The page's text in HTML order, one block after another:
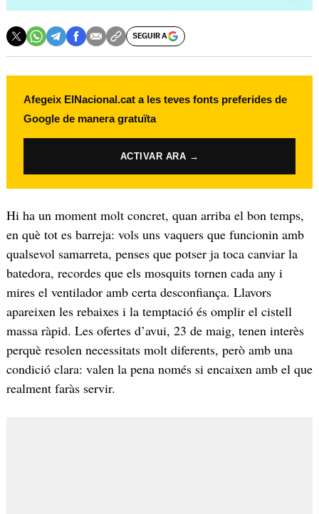
SEGUIR A
Afegeix ElNacional.cat a les teves fonts preferides de
Google de manera gratuïta
ACTIVAR ARA →
Hi ha un moment molt concret, quan arriba el bon temps,
en què tot es barreja: vols uns vaquers que funcionin amb
qualsevol samarreta, penses que potser ja toca canviar la
batedora, recordes que els mosquits tornen cada any i
mires el ventilador amb certa desconfiança. Llavors
apareixen les rebaixes i la temptació és omplir el cistell
massa ràpid. Les ofertes d’avui, 23 de maig, tenen interès
perquè resolen necessitats molt diferents, però amb una
condició clara: valen la pena només si encaixen amb el que
realment faràs servir.